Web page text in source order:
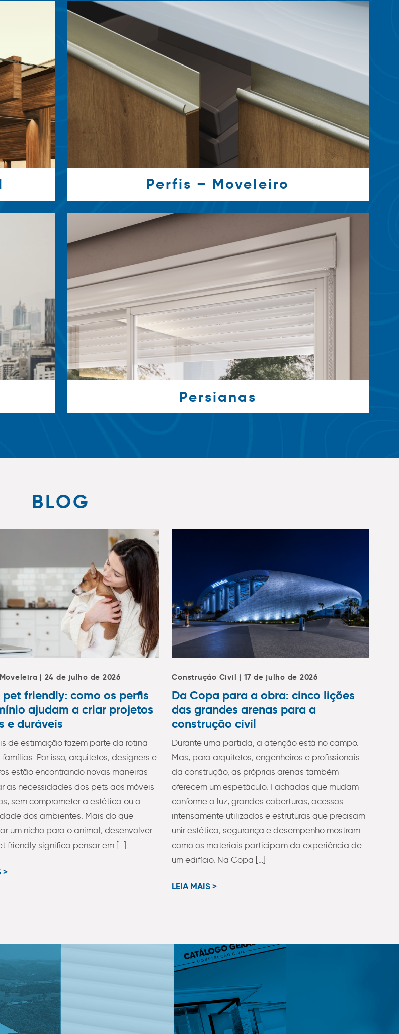
Perfis – Moveleiro
Persianas
BLOG
| 24 de julho de 2026
pet friendly: como os perfis
ajudam a criar projetos
e duráveis
de estimação fazem parte da rotina
Por isso, arquitetos, designers e
estão encontrando novas maneiras
as necessidades dos pets aos móveis
sem comprometer a estética ou a
dos ambientes. Mais do que
um nicho para o animal, desenvolver
friendly significa pensar em […]
>
Construção Civil | 17 de julho de 2026
Da Copa para a obra: cinco lições
das grandes arenas para a
construção civil
Durante uma partida, a atenção está no campo.
Mas, para arquitetos, engenheiros e profissionais
da construção, as próprias arenas também
oferecem um espetáculo. Fachadas que mudam
conforme a luz, grandes coberturas, acessos
intensamente utilizados e estruturas que precisam
unir estética, segurança e desempenho mostram
como os materiais participam da experiência de
um edifício. Na Copa […]
LEIA MAIS >